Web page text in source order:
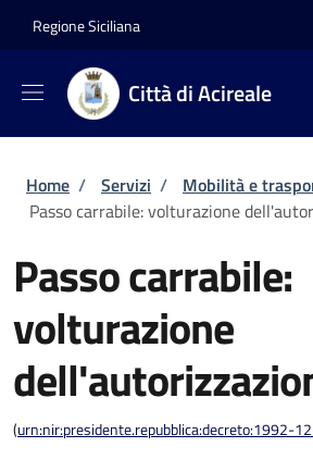
Regione Siciliana
Città di Acireale
Briciole di pane
Home / Servizi / Mobilità e
Passo carrabile: volturazione
Passo carrabile:
volturazione
(urn:nir:presidente.repubblica:decreto:1992-